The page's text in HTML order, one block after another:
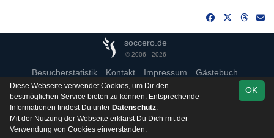
soccero.de
© 2006 - 2026
Besucherstatistik Kontakt Impressum
Gästebuch
Datenschutz
OK
Diese Webseite verwendet Cookies, um Dir den
bestmöglichen Service bieten zu können. Entsprechende
Informationen findest Du unter Datenschutz.
Mit der Nutzung der Webseite erklärst Du Dich mit der
Verwendung von Cookies einverstanden.